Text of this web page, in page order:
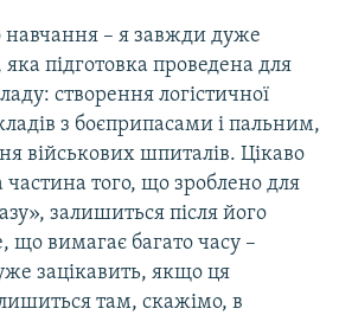
навчання – я завжди дуже
підготовка проведена для
створення логістичної
з боєприпасами і пальним,
військових шпиталів. Цікаво
частина того, що зроблено для
залишиться після його
що вимагає багато часу –
зацікавить, якщо ця
там, скажімо, в